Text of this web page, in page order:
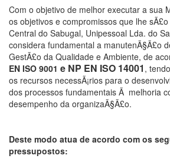
Com o objetivo de melhor executar a sua
os objetivos e compromissos que lhe
Central do Sabugal, Unipessoal Lda. do
considera fundamental a manutenÃ§Ã£o
GestÃ£o da Qualidade e Ambiente, de
EN ISO 9001 e NP EN ISO 14001 ,
os recursos necessÃ¡rios para o
dos processos fundamentais Ã melhoria
desempenho da organizaÃ§Ã£o.
Deste modo atua de acordo com os
pressupostos: